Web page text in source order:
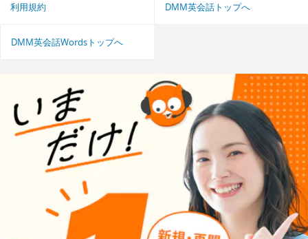
利用規約 DMM英会話トップへ
DMM英会話Wordsトップへ